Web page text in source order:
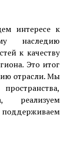
интересе к
наследию
к качеству
Это итог
отрасли. Мы
реализуем